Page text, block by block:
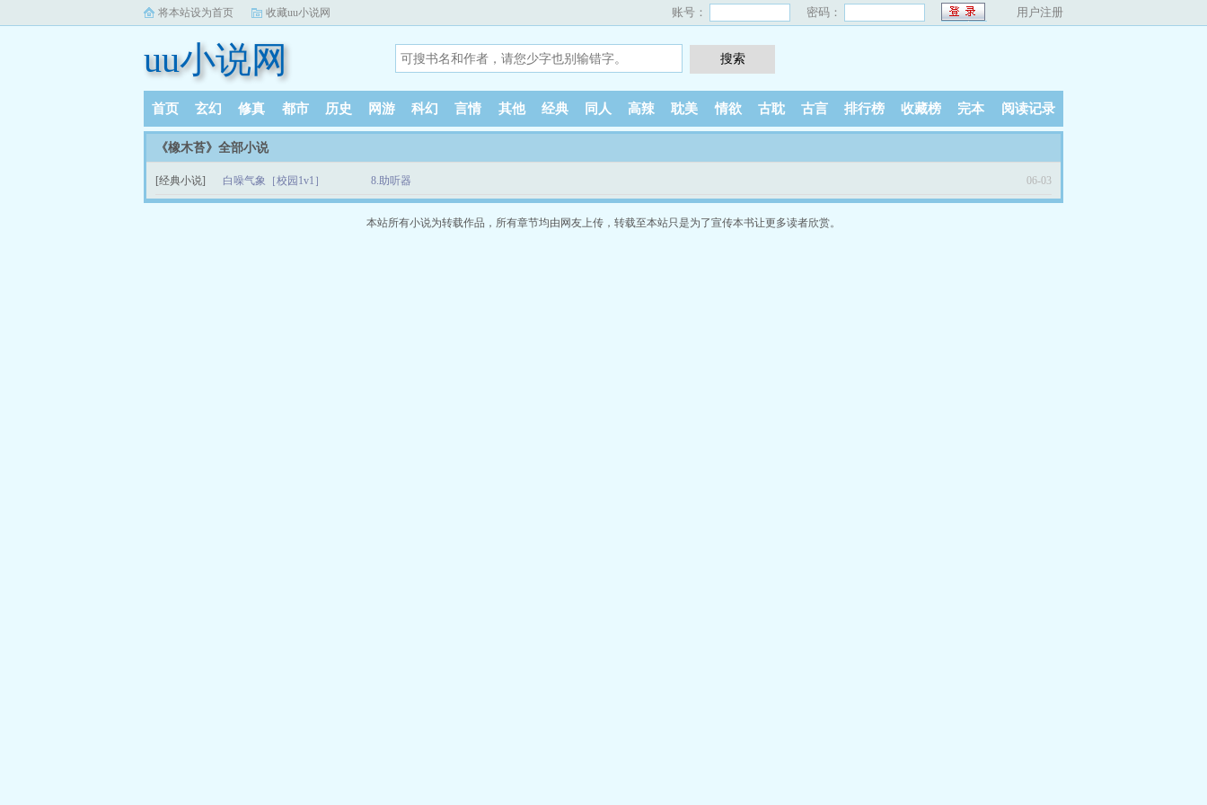
将本站设为首页 收藏uu小说网 账号： 密码： 用户注册
uu小说网
首页 玄幻 修真 都市 历史 网游 科幻 言情 其他 经典 同人 高辣 耽美 情欲 古耽 古言 排行榜 收藏榜 完本 阅读记录
《橡木苔》全部小说
[经典小说] 白噪气象［校园1v1］ 8.助听器 06-03
本站所有小说为转载作品，所有章节均由网友上传，转载至本站只是为了宣传本书让更多读者欣赏。